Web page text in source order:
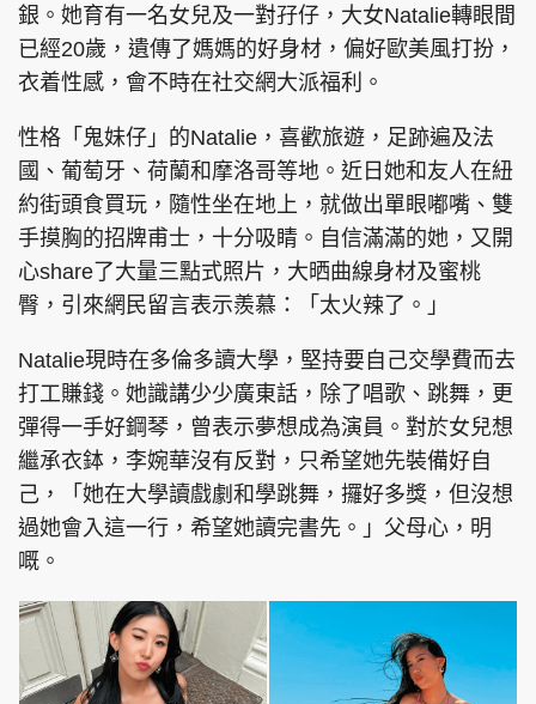
銀。她育有一名女兒及一對孖仔，大女Natalie轉眼間
已經20歲，遺傳了媽媽的好身材，偏好歐美風打扮，
衣着性感，會不時在社交網大派福利。
性格「鬼妹仔」的Natalie，喜歡旅遊，足跡遍及法
國、葡萄牙、荷蘭和摩洛哥等地。近日她和友人在紐
約街頭食買玩，隨性坐在地上，就做出單眼嘟嘴、雙
手摸胸的招牌甫士，十分吸睛。自信滿滿的她，又開
心share了大量三點式照片，大晒曲線身材及蜜桃
臀，引來網民留言表示羨慕：「太火辣了。」
Natalie現時在多倫多讀大學，堅持要自己交學費而去
打工賺錢。她識講少少廣東話，除了唱歌、跳舞，更
彈得一手好鋼琴，曾表示夢想成為演員。對於女兒想
繼承衣鉢，李婉華沒有反對，只希望她先裝備好自
己，「她在大學讀戲劇和學跳舞，攞好多獎，但沒想
過她會入這一行，希望她讀完書先。」父母心，明
嘅。